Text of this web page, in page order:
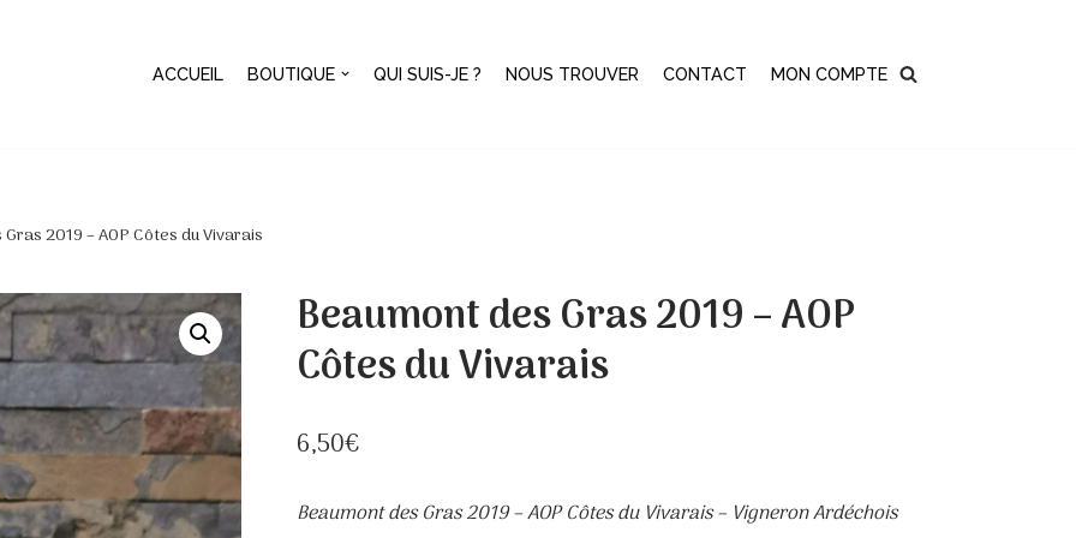
ACCUEIL BOUTIQUE QUI SUIS-JE ? NOUS TROUVER CONTACT MON COMPTE
2019 – AOP Côtes du Vivarais
Beaumont des Gras 2019 – AOP
Côtes du Vivarais
6,50€
Beaumont des Gras 2019 – AOP Côtes du Vivarais – Vigneron Ardéchois